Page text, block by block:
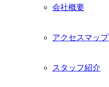
会社概要
アクセスマップ
スタッフ紹介